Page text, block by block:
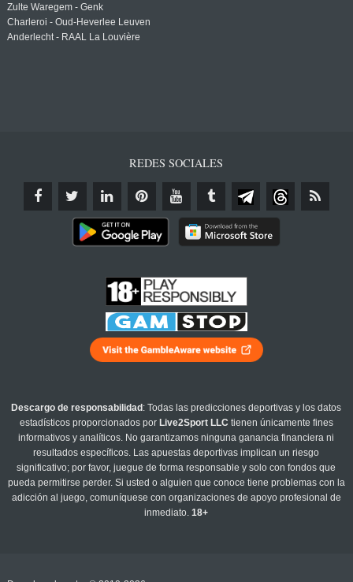
Zulte Waregem - Genk
Charleroi - Oud-Heverlee Leuven
Anderlecht - RAAL La Louvière
REDES SOCIALES
Descargo de responsabilidad : Todas las predicciones deportivas y los datos
estadísticos proporcionados por Live2Sport LLC tienen únicamente fines
informativos y analíticos. No garantizamos ninguna ganancia financiera ni
resultados específicos. Las apuestas deportivas implican un riesgo
significativo; por favor, juegue de forma responsable y solo con fondos que
pueda permitirse perder. Si usted o alguien que conoce tiene problemas con la
adicción al juego, comuníquese con organizaciones de apoyo profesional de
inmediato.18+